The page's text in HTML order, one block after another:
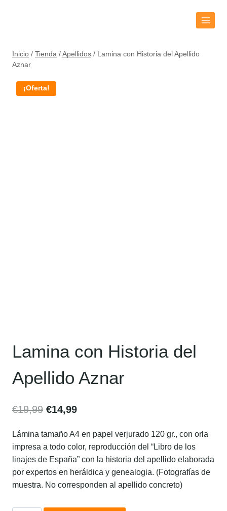
Inicio / Tienda / Apellidos / Lamina con Historia del Apellido
Aznar
¡Oferta!
Lamina con Historia del
Apellido Aznar
€19,99 €14,99
Lámina tamaño A4 en papel verjurado 120 gr., con orla
impresa a todo color, reproducción del “Libro de los
linajes de España” con la historia del apellido elaborada
por expertos en heráldica y genealogia. (Fotografías de
muestra. No corresponden al apellido concreto)